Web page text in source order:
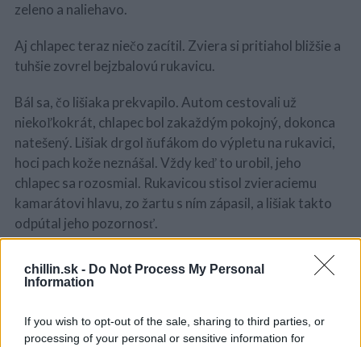
chillin.sk - Do Not Process My Personal
Information
If you wish to opt-out of the sale, sharing to third parties, or
processing of your personal or sensitive information for
zeleno a naliehavo.
Aj chlapec teraz niečo zacítil. Zviera si pritiahol bližšie a
tuhšie zovrel bejzbalovú rukavicu.
Bál sa, čo lišiaka prekvapilo. Autom cestovali už
niekoľkokrát, chlapec bol zakaždým pokojný, dokonca
natešený. Lišiak drgol ňufákom do výpletu na rukavici,
hoci pach kože neznášal. Vždy keď to urobil, jeho
chlapec sa rozosmial. Rukavicou stisol zvieraciemu
kamarátovi hlavu, zo žartu s ním zápasil, a lišiak takto
odpútal jeho pozornosť.
Lenže dnes chlapec zdvihol svoje zvieratko a zaboril si
tvár do bieleho líščieho goliera.
Vtedy si lišiak všimol, že chlapec plače. Začudovane sa
zvrtol. Naozaj plače, hoci nehlučne. To uňho lišiak ešte
S
e
r
h
f
o
r